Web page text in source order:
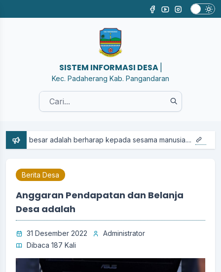
SIST|
Kec. Padaherang Kab. Pangandaran
adalah berharap kepada sesama manusia....
Berita Desa
Anggaran Pendapatan dan Belanja
Desa adalah
31 Desember 2022
Administrator
Dibaca 187 Kali